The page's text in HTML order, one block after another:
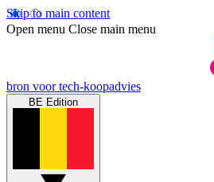
Skip to main content
Open menu Close main menu
bron voor tech-koopadvies
BE Edition